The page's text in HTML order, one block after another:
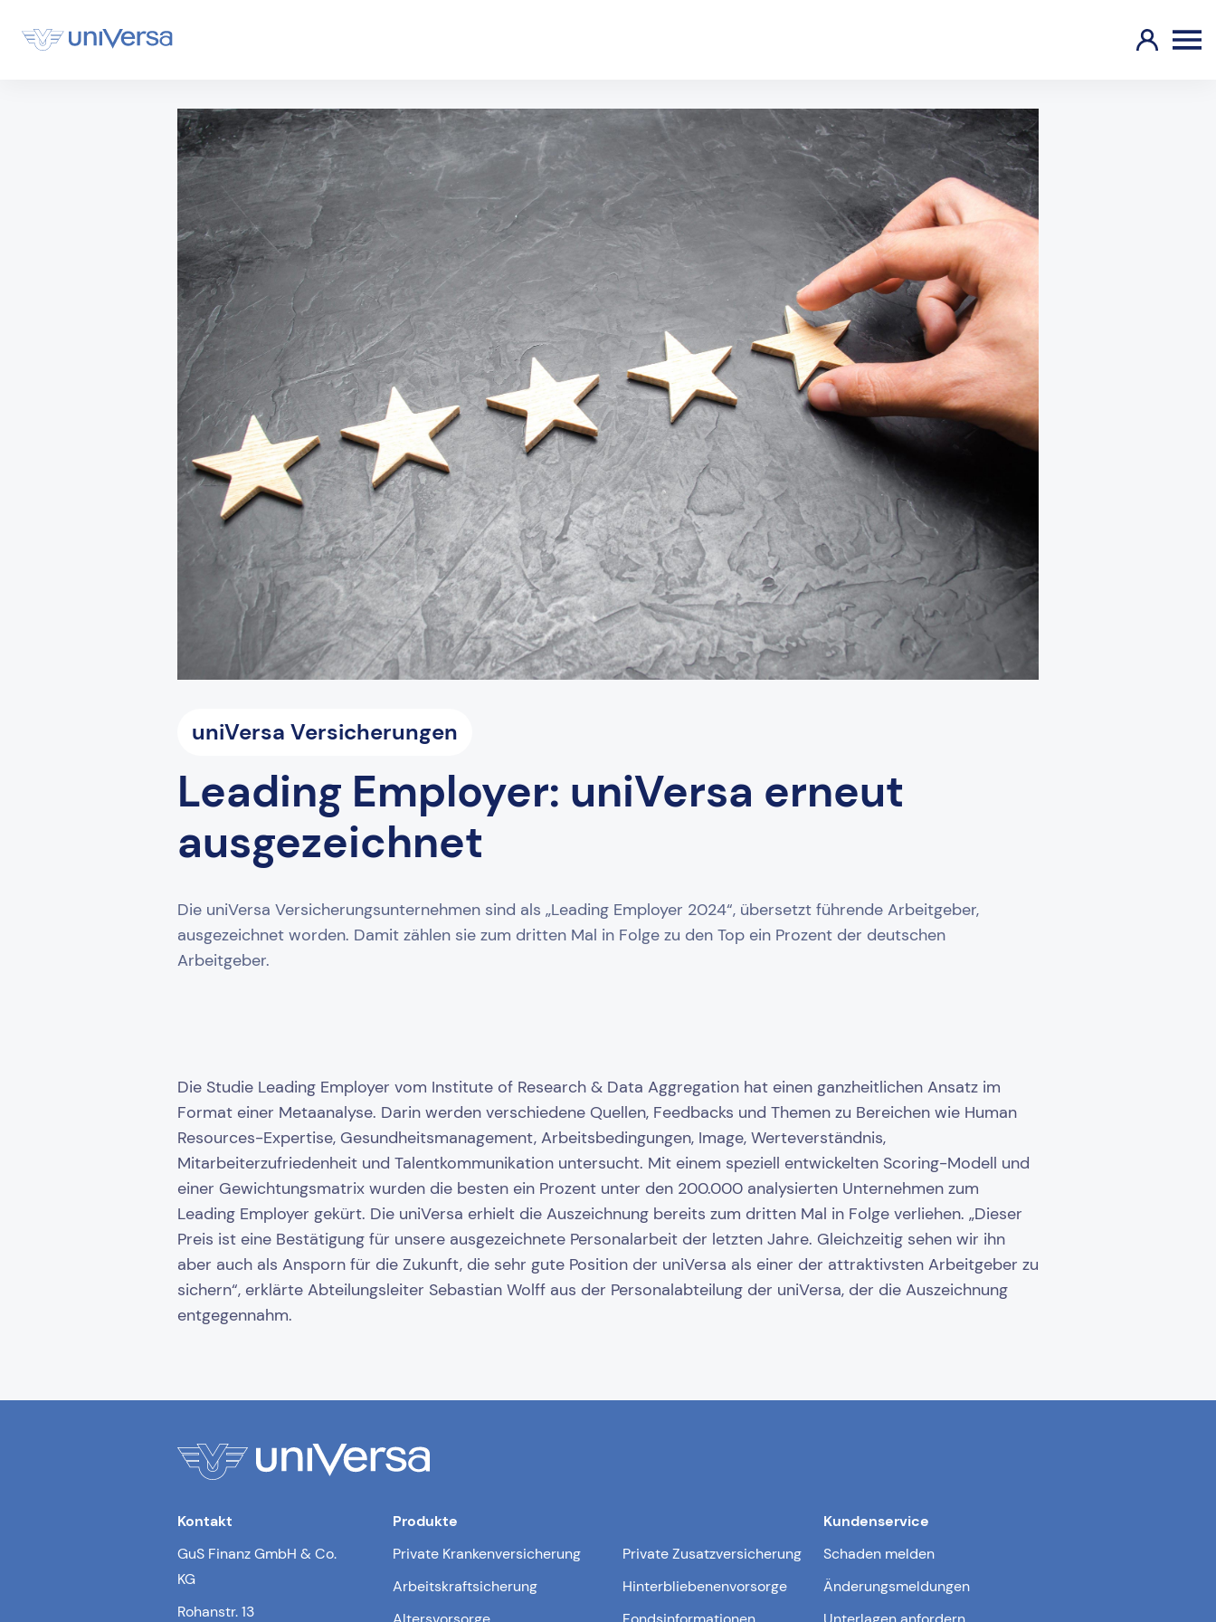
uniVersa Versicherungen
Leading Employer: uniVersa erneut
ausgezeichnet
Die uniVersa Versicherungsunternehmen sind als „Leading Employer 2024“, übersetzt führende Arbeitgeber,
ausgezeichnet worden. Damit zählen sie zum dritten Mal in Folge zu den Top ein Prozent der deutschen
Arbeitgeber.
Die Studie Leading Employer vom Institute of Research & Data Aggregation hat einen ganzheitlichen Ansatz im
Format einer Metaanalyse. Darin werden verschiedene Quellen, Feedbacks und Themen zu Bereichen wie Human
Resources-Expertise, Gesundheitsmanagement, Arbeitsbedingungen, Image, Werteverständnis,
Mitarbeiterzufriedenheit und Talentkommunikation untersucht. Mit einem speziell entwickelten Scoring-Modell und
einer Gewichtungsmatrix wurden die besten ein Prozent unter den 200.000 analysierten Unternehmen zum
Leading Employer gekürt. Die uniVersa erhielt die Auszeichnung bereits zum dritten Mal in Folge verliehen. „Dieser
Preis ist eine Bestätigung für unsere ausgezeichnete Personalarbeit der letzten Jahre. Gleichzeitig sehen wir ihn
aber auch als Ansporn für die Zukunft, die sehr gute Position der uniVersa als einer der attraktivsten Arbeitgeber zu
sichern“, erklärte Abteilungsleiter Sebastian Wolff aus der Personalabteilung der uniVersa, der die Auszeichnung
entgegennahm.
Kontakt
GuS Finanz GmbH & Co.
KG
Rohanstr. 13
Produkte
Private Krankenversicherung
Private Zusatzversicherung
Arbeitskraftsicherung
Hinterbliebenenvorsorge
Kundenservice
Schaden melden
Änderungsmeldungen